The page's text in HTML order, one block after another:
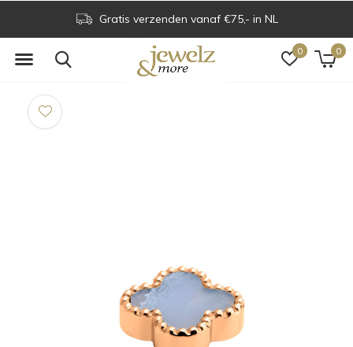
0 0
Gratis verzenden vanaf €75,- in NL